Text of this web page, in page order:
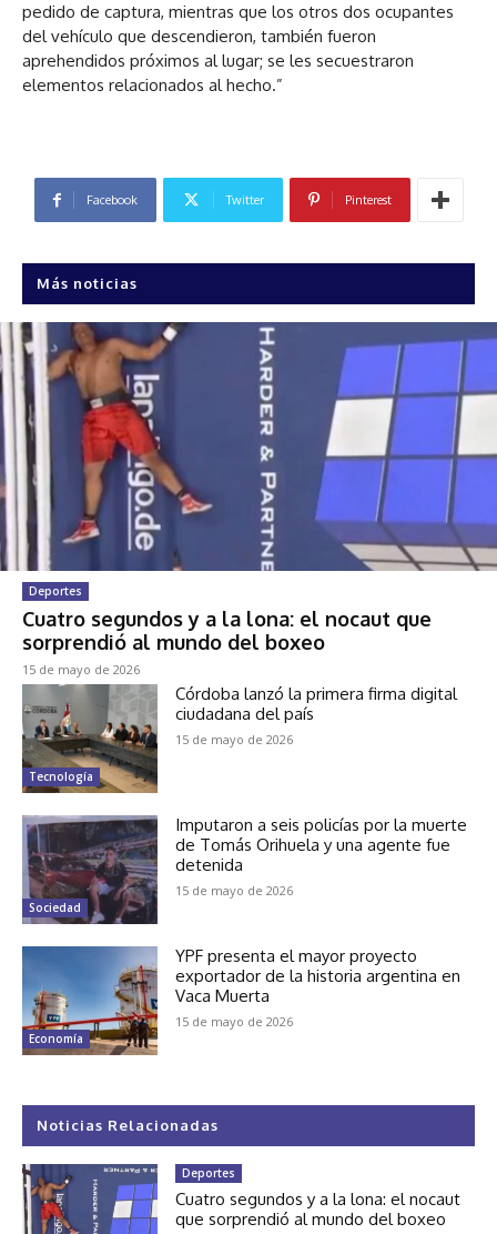
pedido de captura, mientras que los otros dos ocupantes
del vehículo que descendieron, también fueron
aprehendidos próximos al lugar; se les secuestraron
elementos relacionados al hecho.”
Facebook Twitter Pinterest
Más noticias
Deportes
Cuatro segundos y a la lona: el nocaut que
sorprendió al mundo del boxeo
15 de mayo de 2026
Tecnología
Córdoba lanzó la primera firma digital
ciudadana del país
15 de mayo de 2026
Sociedad
Imputaron a seis policías por la muerte
de Tomás Orihuela y una agente fue
detenida
15 de mayo de 2026
Economía
YPF presenta el mayor proyecto
exportador de la historia argentina en
Vaca Muerta
15 de mayo de 2026
Noticias Relacionadas
Deportes
Cuatro segundos y a la lona: el nocaut
que sorprendió al mundo del boxeo